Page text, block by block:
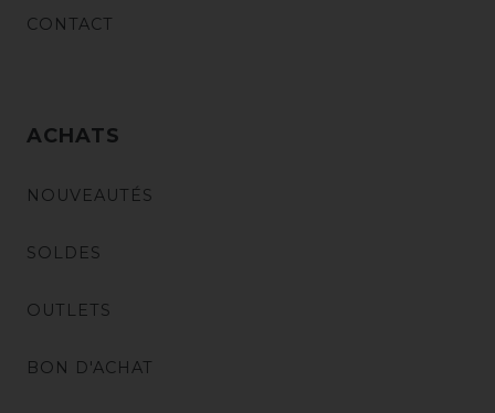
CONTACT
ACHATS
NOUVEAUTÉS
SOLDES
OUTLETS
BON D'ACHAT